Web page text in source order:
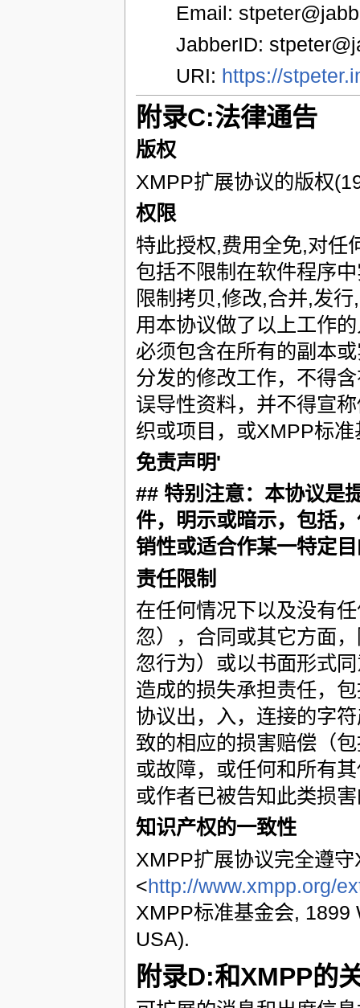
Email:
JabberID:
URI: https://
附录C:法律通告
版权
XMPP扩展协议的版权
权限
特此授权,费用全免,对任
包括不限制在软件程序
限制拷贝,修改,合并,发
用本协议做了以上工作
必须包含在所有的副本
分发的修改工作，不得
误导性资料，并不得宣
织或项目，或XMPP标
免责声明'
## 特别注意：本协议是
件，明示或暗示，包括
销性或适合作某一特定
责任限制
在任何情况下以及没有
忽），合同或其它方面
忽行为）或以书面形式
造成的损失承担责任，
协议出，入，连接的字
致的相应的损害赔偿（
或故障，或任何和所有
或作者已被告知此类损
知识产权的一致性
XMPP扩展协议完全遵
<http://www.xmpp.org/
XMPP标准基金会, 1899
USA).
附录D:和XMPP的